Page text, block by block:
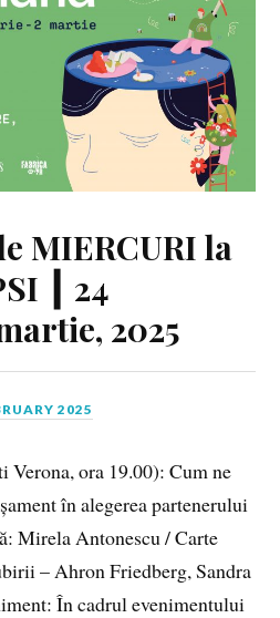
MIERCURI la
┃ 24
2025
2025
ora 19.00): Cum ne
în alegerea partenerului
Mirela Antonescu / Carte
– Ahron Friedberg, Sandra
În cadrul evenimentului